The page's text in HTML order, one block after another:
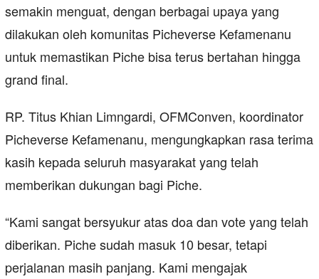
semakin menguat, dengan berbagai upaya yang
dilakukan oleh komunitas Picheverse Kefamenanu
untuk memastikan Piche bisa terus bertahan hingga
grand final.
RP. Titus Khian Limngardi, OFMConven, koordinator
Picheverse Kefamenanu, mengungkapkan rasa terima
kasih kepada seluruh masyarakat yang telah
memberikan dukungan bagi Piche.
“Kami sangat bersyukur atas doa dan vote yang telah
diberikan. Piche sudah masuk 10 besar, tetapi
perjalanan masih panjang. Kami mengajak